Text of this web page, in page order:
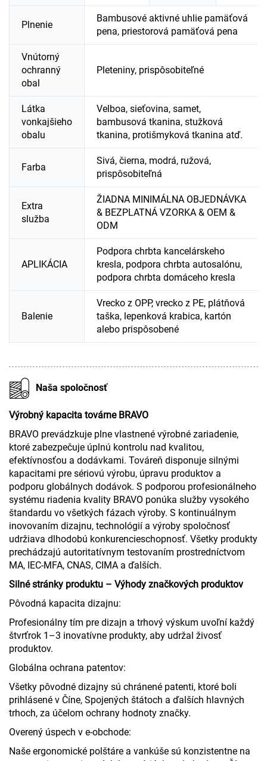
Plnenie
Bambusové aktivné uhlie pamäťová
pena, priestorová pamäťová pena
Vnútorný
ochranný
obal
Pleteniny, prispôsobiteľné
Látka
vonkajšieho
obalu
Velboa, sieťovina, samet,
bambusová tkanina, stužková
tkanina, protišmyková tkanina atď.
Farba
Sivá, čierna, modrá, ružová,
prispôsobiteľná
Extra
služba
ŽIADNA MINIMÁLNA OBJEDNÁVKA
& BEZPLATNÁ VZORKA & OEM &
ODM
APLIKÁCIA
Podpora chrbta kancelárskeho
kresla, podpora chrbta autosalónu,
podpora chrbta domáceho kresla
Balenie
Vrecko z OPP, vrecko z PE, plátňová
taška, lepenková krabica, kartón
alebo prispôsobené
Naša spoločnosť
Výrobný kapacita továrne BRAVO
BRAVO prevádzkuje plne vlastnené výrobné zariadenie,
ktoré zabezpečuje úplnú kontrolu nad kvalitou,
efektívnosťou a dodávkami. Továreň disponuje silnými
kapacitami pre sériovú výrobu, úpravu produktov a
podporu globálnych dodávok. S podporou profesionálneho
systému riadenia kvality BRAVO ponúka služby vysokého
štandardu vo všetkých fázach výroby. S kontinuálnym
inovovaním dizajnu, technológií a výroby spoločnosť
udržiava dlhodobú konkurencieschopnosť. Všetky produkty
prechádzajú autoritatívnym testovaním prostredníctvom
MA, IEC-MFA, CNAS, CIMA a ďalších.
Silné stránky produktu – Výhody značkových produktov
Pôvodná kapacita dizajnu:
Profesionálny tím pre dizajn a trhový výskum uvoľní každý
štvrťrok 1–3 inovatívne produkty, aby udržal živosť
produktov.
Globálna ochrana patentov:
Všetky pôvodné dizajny sú chránené patenti, ktoré boli
prihlásené v Číne, Spojených štátoch a ďalších hlavných
trhoch, za účelom ochrany hodnoty značky.
Overený úspech v e-obchode:
Naše ergonomické polštáre a vankúše sú konzistentne na